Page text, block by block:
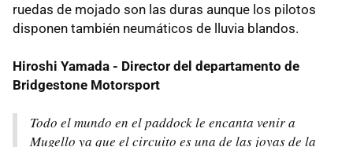
ruedas de mojado son las duras aunque los pilotos
disponen también neumáticos de lluvia blandos.
Hiroshi Yamada - Director del departamento de
Bridgestone Motorsport
Todo el mundo en el paddock le encanta venir a
Mugello ya que el circuito es una de las joyas de la